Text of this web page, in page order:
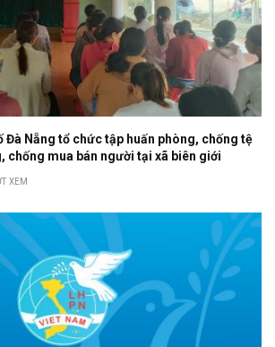
Đà Nẵng tổ chức tập huấn phòng, chống tệ
chống mua bán người tại xã biên giới
XEM